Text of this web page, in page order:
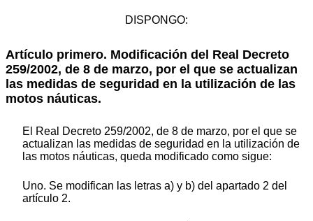
DISPONGO:
Artículo primero. Modificación del Real Decreto
259/2002, de 8 de marzo, por el que se actualizan
las medidas de seguridad en la utilización de las
motos náuticas.
El Real Decreto 259/2002, de 8 de marzo, por el que se
actualizan las medidas de seguridad en la utilización de
las motos náuticas, queda modificado como sigue:
Uno. Se modifican las letras a) y b) del apartado 2 del
artículo 2.